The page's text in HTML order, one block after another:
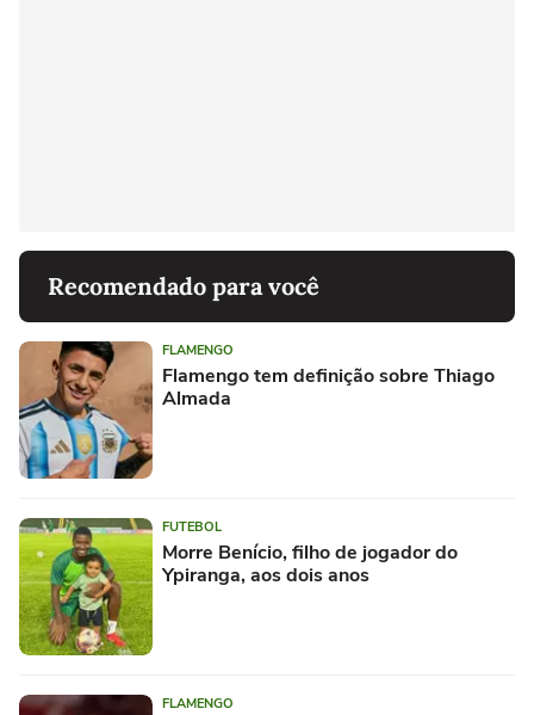
Recomendado para você
FLAMENGO
Flamengo tem definição sobre Thiago
Almada
FUTEBOL
Morre Benício, filho de jogador do
Ypiranga, aos dois anos
FLAMENGO